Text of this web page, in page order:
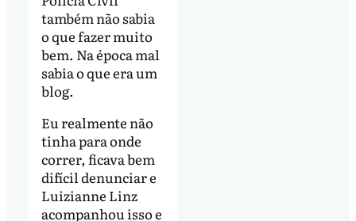
também não sabia
o que fazer muito
bem. Na época mal
sabia o que era um
blog.
Eu realmente não
tinha para onde
correr, ficava bem
difícil denunciar e
Luizianne Linz
acompanhou isso e